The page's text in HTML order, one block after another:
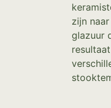
zijn
glazuur